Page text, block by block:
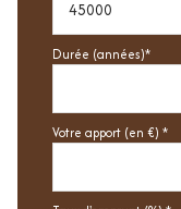
Durée (années)*
Votre apport (en €) *